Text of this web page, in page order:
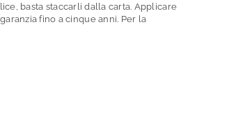
basta staccarli dalla carta. Applicare
fino a cinque anni. Per la